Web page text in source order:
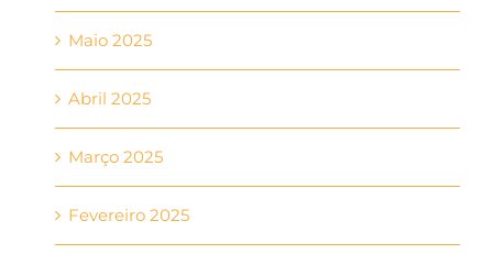
Maio 2025
Abril 2025
Março 2025
Fevereiro 2025